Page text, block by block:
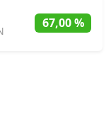
67,00 %